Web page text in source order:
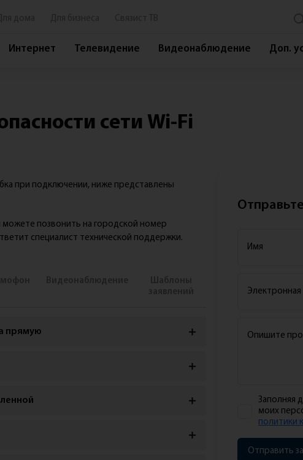
Интернет Телевидение Видеонаблюдение Доп.
сети Wi-Fi
при подключении, ниже представлены
позвонить на городской номер
специалист технической поддержки.
прямую
Заполняя
моих
политики
Отправить